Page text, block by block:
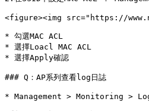
<figure><img src="https://
* 勾選MAC ACL
* 選擇Loacl MAC ACL
* 選擇Apply確認
### Q：AP系列查看log日誌
* Management > Monitoring >